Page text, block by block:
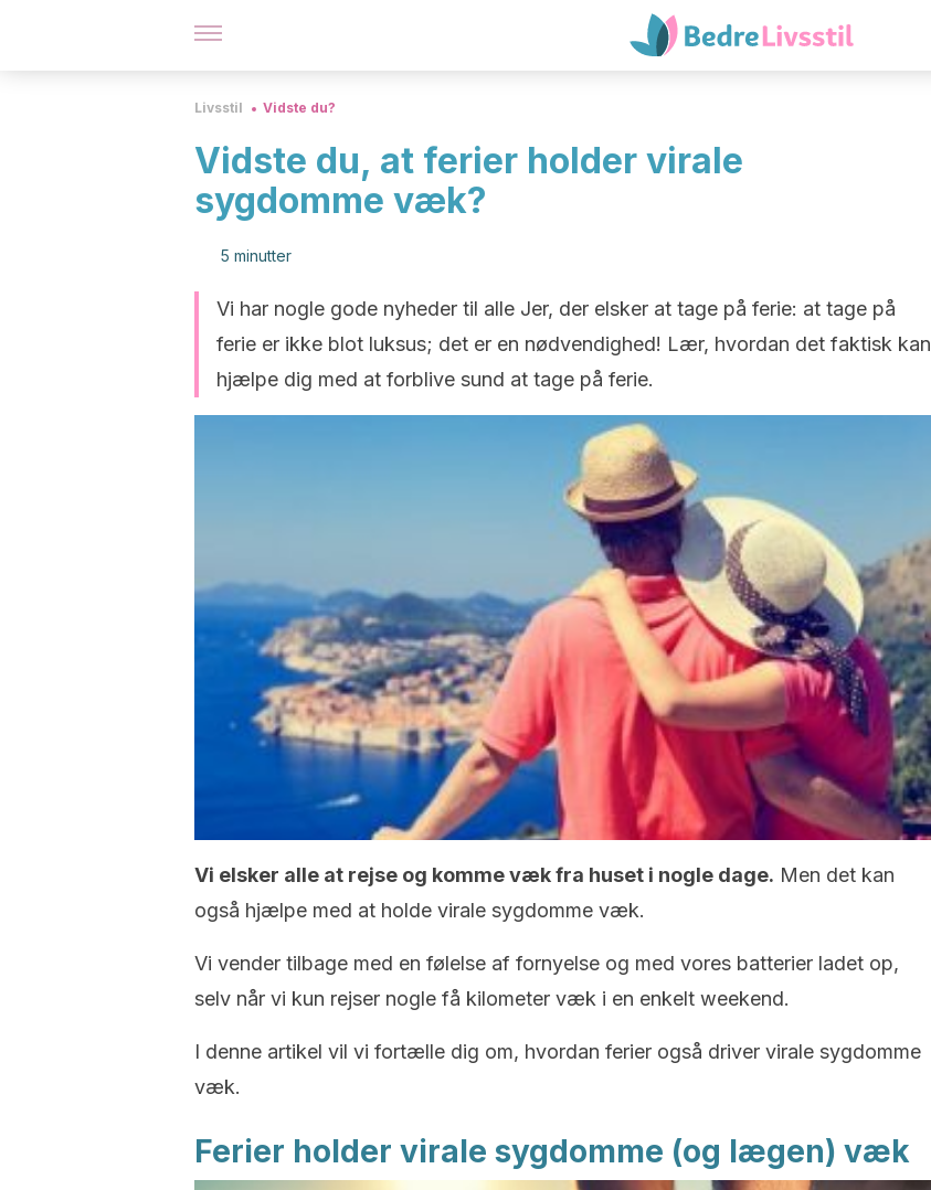
Livsstil Vidste du?
Vidste du, at ferier holder virale
sygdomme væk?
5 minutter
Vi har nogle gode nyheder til alle Jer, der elsker at tage på ferie: at tage på
ferie er ikke blot luksus; det er en nødvendighed! Lær, hvordan det faktisk kan
hjælpe dig med at forblive sund at tage på ferie.
Vi elsker alle at rejse og komme væk fra huset i nogle dage. Men det kan
også hjælpe med at holde virale sygdomme væk.
Vi vender tilbage med en følelse af fornyelse og med vores batterier ladet op,
selv når vi kun rejser nogle få kilometer væk i en enkelt weekend.
I denne artikel vil vi fortælle dig om, hvordan ferier også driver virale sygdomme
væk.
Ferier holder virale sygdomme (og lægen) væk